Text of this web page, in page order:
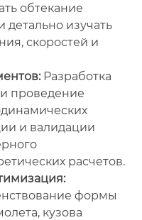
обтекание
детально изучать
скоростей и
Разработка
проведение
и валидации
расчетов.
формы
кузова